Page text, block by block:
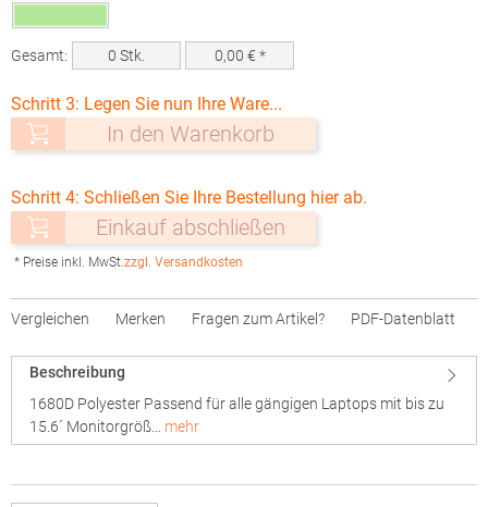
Gesamt: 0 Stk. 0,00 € *
Schritt 3: Legen Sie nun Ihre Ware...
In den Warenkorb
Schritt 4: Schließen Sie Ihre Bestellung hier ab.
Einkauf abschließen
* Preise inkl. MwSt.zzgl. Versandkosten
Vergleichen Merken Fragen zum Artikel? PDF-Datenblatt
Beschreibung
1680D Polyester Passend für alle gängigen Laptops mit bis zu
15.6´ Monitorgröß… mehr